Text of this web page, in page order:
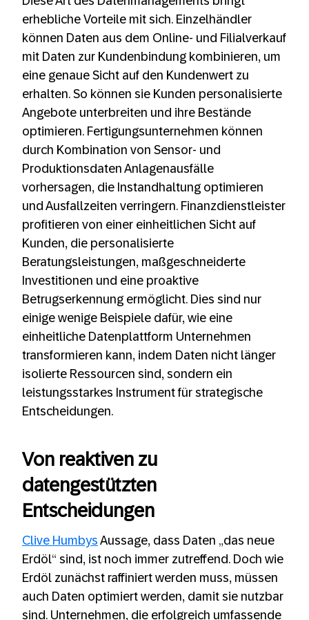
erhebliche Vorteile mit sich. Einzelhändler
können Daten aus dem Online- und Filialverkauf
mit Daten zur Kundenbindung kombinieren, um
eine genaue Sicht auf den Kundenwert zu
erhalten. So können sie Kunden personalisierte
Angebote unterbreiten und ihre Bestände
optimieren. Fertigungsunternehmen können
durch Kombination von Sensor- und
Produktionsdaten Anlagenausfälle
vorhersagen, die Instandhaltung optimieren
und Ausfallzeiten verringern. Finanzdienstleister
profitieren von einer einheitlichen Sicht auf
Kunden, die personalisierte
Beratungsleistungen, maßgeschneiderte
Investitionen und eine proaktive
Betrugserkennung ermöglicht. Dies sind nur
einige wenige Beispiele dafür, wie eine
einheitliche Datenplattform Unternehmen
transformieren kann, indem Daten nicht länger
isolierte Ressourcen sind, sondern ein
leistungsstarkes Instrument für strategische
Entscheidungen.
Von reaktiven zu
datengestützten
Entscheidungen
Clive Humbys Aussage, dass Daten „das neue
Erdöl“ sind, ist noch immer zutreffend. Doch wie
Erdöl zunächst raffiniert werden muss, müssen
auch Daten optimiert werden, damit sie nutzbar
sind. Unternehmen, die erfolgreich umfassende